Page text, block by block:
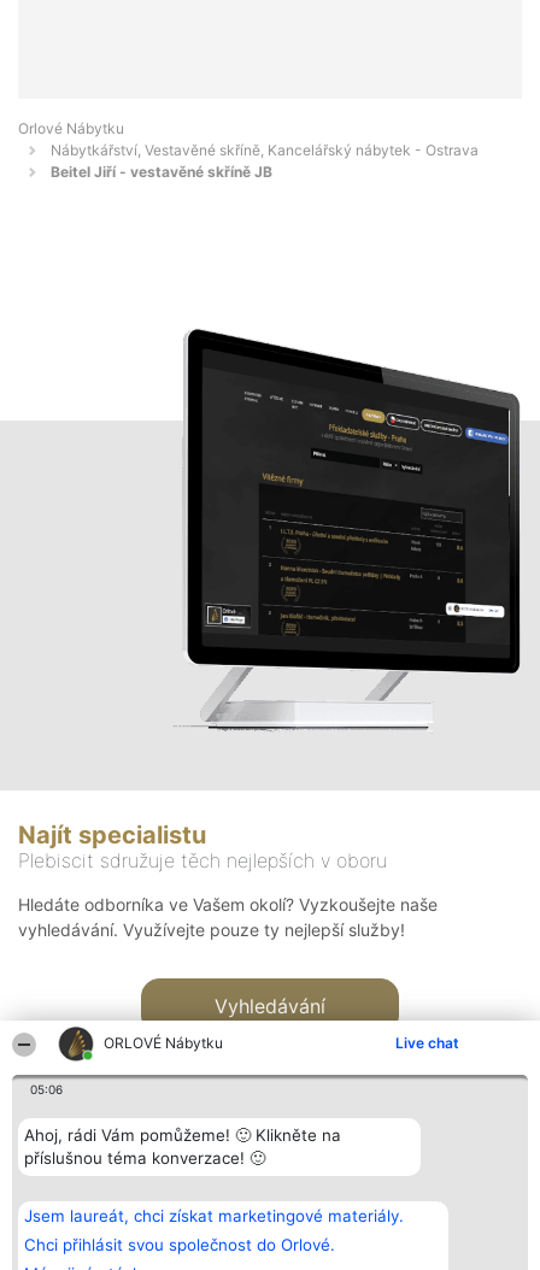
ORLOVÉ Nábytku Live chat
05:06
Ahoj, rádi Vám pomůžeme! 🙂 Klikněte na
příslušnou téma konverzace! 🙂
Jsem laureát, chci získat marketingové materiály.
Chci přihlásit svou společnost do Orlové.
Orlové Nábytku
Nábytkářství, Vestavěné skříně, Kancelářský nábytek - Ostrava
Beitel Jiří - vestavěné skříně JB
Najít specialistu
Plebiscit sdružuje těch nejlepších v oboru
Hledáte odborníka ve Vašem okolí? Vyzkoušejte naše
vyhledávání. Využívejte pouze ty nejlepší služby!
Vyhledávání
Bright Side Solutions sp. z o.
o. sp. k.
ul. Ruska 22
Wrocław 50-079
Vítězové
Seznam všech
laureátů
Zásady
Kontakt